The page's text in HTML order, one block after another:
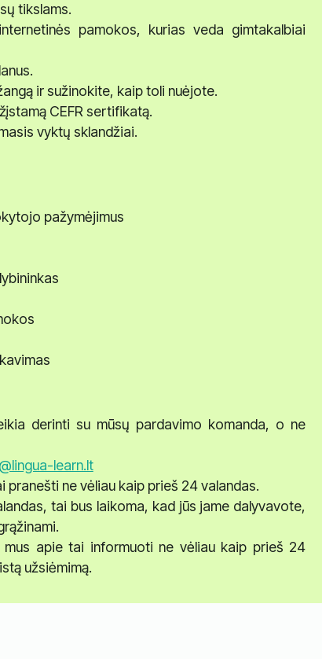
tikslams.
pamokos, kurias veda gimtakalbiai
ir sužinokite, kaip toli nuėjote.
CEFR sertifikatą.
vyktų sklandžiai.
pažymėjimus
derinti su mūsų pardavimo komanda, o ne
learn.lt
ne vėliau kaip prieš 24 valandas.
tai bus laikoma, kad jūs jame dalyvavote,
apie tai informuoti ne vėliau kaip prieš 24
užsiėmimą.